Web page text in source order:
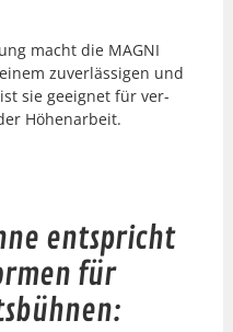
macht die MAGNI
zuver­läs­si­gen und
sie geeignet für ver­
Höhenar­beit.
entspricht
für